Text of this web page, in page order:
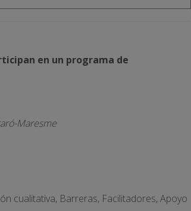
en un programa de
Maresme
cualitativa, Barreras, Facilitadores, Apoyo